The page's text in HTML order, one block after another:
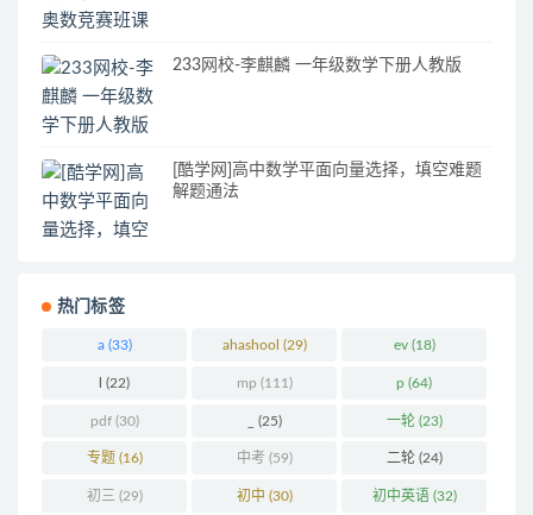
233网校-李麒麟 一年级数学下册人教版
[酷学网]高中数学平面向量选择，填空难题
解题通法
热门标签
a(33) ahashool (29) ev(18)
(22) mp (111) p (64)
pdf(30) (25) 一轮(23)
专题(16) 中考 (59) 二轮(24)
初三 (29) 初中 (30) 初中英语(32)